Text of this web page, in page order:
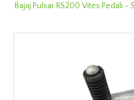
Bajaj Pulsar RS200 Vites Pedalı -